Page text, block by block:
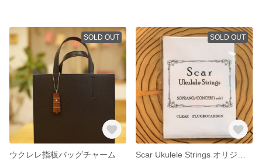
SOLD OUT
ウクレレ指板バッグチャーム
SOLD OUT